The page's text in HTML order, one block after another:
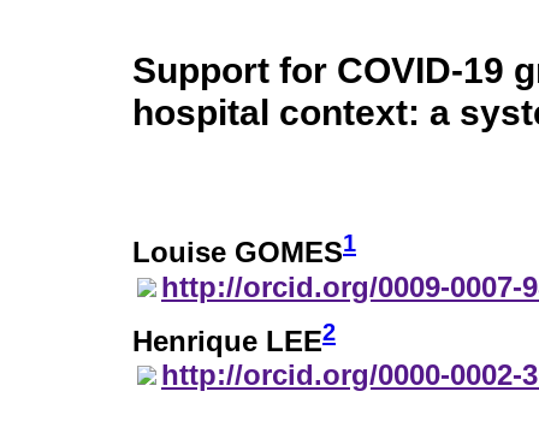
Support for COVID-19
hospital context: a
Louise GOMES1
http://orcid.org/0009-0007-
Henrique LEE2
http://orcid.org/0000-0002-